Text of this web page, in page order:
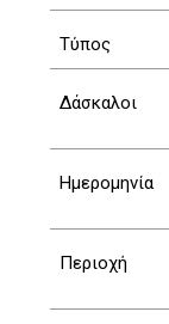
Τύπος
Δάσκαλοι
Ημερομηνία
Περιοχή